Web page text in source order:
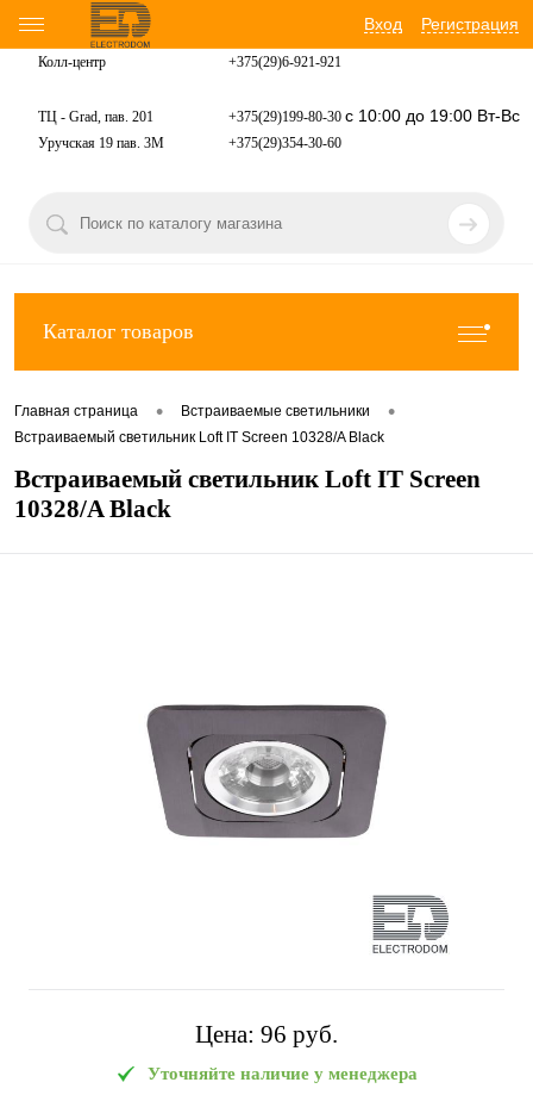
Вход Регистрация
Колл-центр +375(29)6-921-921
ТЦ - Grad, пав. 201 +375(29)199-80-30 с 10:00 до 19:00 Вт-Вс
Уручская 19 пав. 3М +375(29)354-30-60
Каталог товаров
Главная страница • Встраиваемые светильники •
Встраиваемый светильник Loft IT Screen 10328/A Black
Встраиваемый светильник Loft IT Screen
10328/A Black
Цена: 96 pуб.
Уточняйте наличие у менеджера